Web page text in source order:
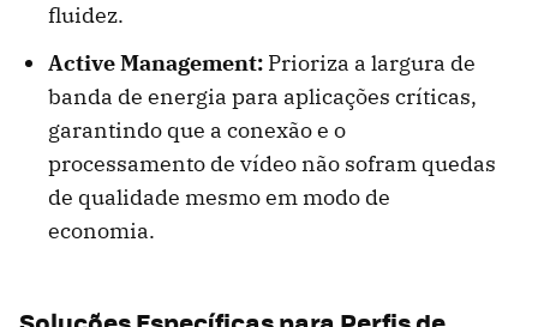
fluidez.
Active Management: Prioriza a largura de
banda de energia para aplicações críticas,
garantindo que a conexão e o
processamento de vídeo não sofram quedas
de qualidade mesmo em modo de
economia.